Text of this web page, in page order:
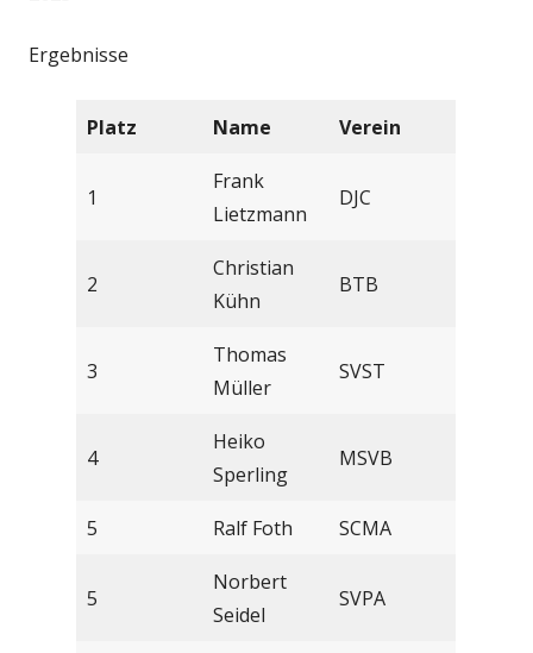
Ergebnisse
Platz Name Verein
1
Frank
Lietzmann
DJC
2
Christian
Kühn
BTB
3
Thomas
Müller
SVST
4
Heiko
Sperling
MSVB
5 Ralf Foth SCMA
5
Norbert
Seidel
SVPA